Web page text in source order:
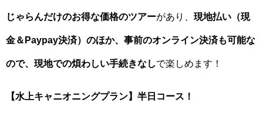
じゃらんだけのお得な価格のツアーがあり、 現地払い（現
金＆Paypay決済）のほか、事前のオンライン決済も可能な
ので、現地での煩わしい手続きなしで楽しめます！
【水上キャニオニングプラン】半日コース！